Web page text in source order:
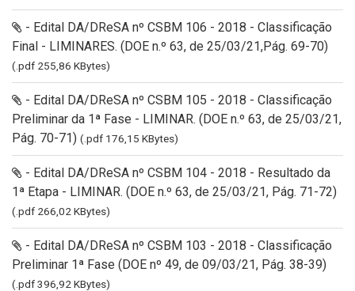
- Edital DA/DReSA nº CSBM 106 - 2018 - Classificação
Final - LIMINARES. (DOE n.º 63, de 25/03/21,Pág. 69-70)
(.pdf 255,86 KBytes)
- Edital DA/DReSA nº CSBM 105 - 2018 - Classificação
Preliminar da 1ª Fase - LIMINAR. (DOE n.º 63, de 25/03/21,
Pág. 70-71) (.pdf 176,15 KBytes)
- Edital DA/DReSA nº CSBM 104 - 2018 - Resultado da
1ª Etapa - LIMINAR. (DOE n.º 63, de 25/03/21, Pág. 71-72)
(.pdf 266,02 KBytes)
- Edital DA/DReSA nº CSBM 103 - 2018 - Classificação
Preliminar 1ª Fase (DOE nº 49, de 09/03/21, Pág. 38-39)
(.pdf 396,92 KBytes)